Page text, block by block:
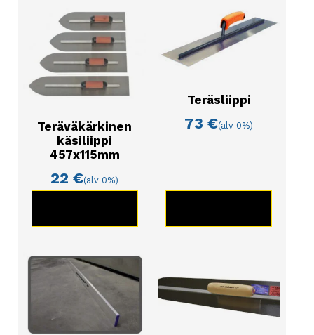
Teräväkärkinen
käsiliippi
457x115mm
22€(alv 0%)
Teräsliippi
73€(alv 0%)